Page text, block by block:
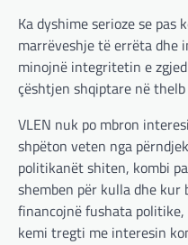
Ka dyshime serioze se pas
marrëveshje të errëta dhe
minojnë integritetin e
çështjen shqiptare në
VLEN nuk po mbron
shpëton veten nga
politikanët shiten, kombi
shemben për kulla dhe
financojnë fushata
kemi tregti me interesin